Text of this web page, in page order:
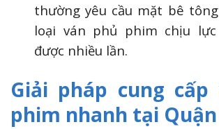
thường yêu cầu mặt bê
loại ván phủ phim chịu
được nhiều lần.
Giải pháp cung cấp
phim nhanh tại Quận